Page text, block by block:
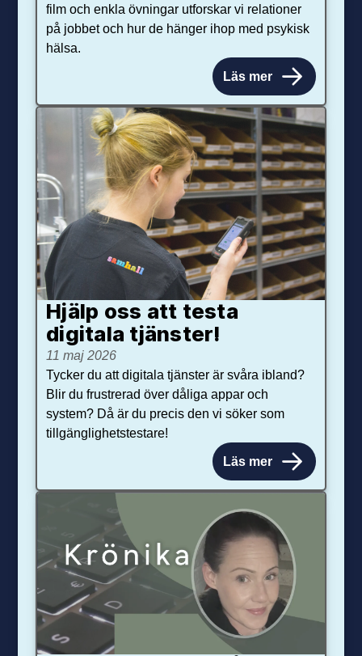
film och enkla övningar utforskar vi relationer
på jobbet och hur de hänger ihop med psykisk
hälsa.
Läs mer
Hjälp oss att testa
digitala tjänster!
11 maj 2026
Tycker du att digitala tjänster är svåra ibland?
Blir du frustrerad över dåliga appar och
system? Då är du precis den vi söker som
tillgänglighetstestare!
Läs mer